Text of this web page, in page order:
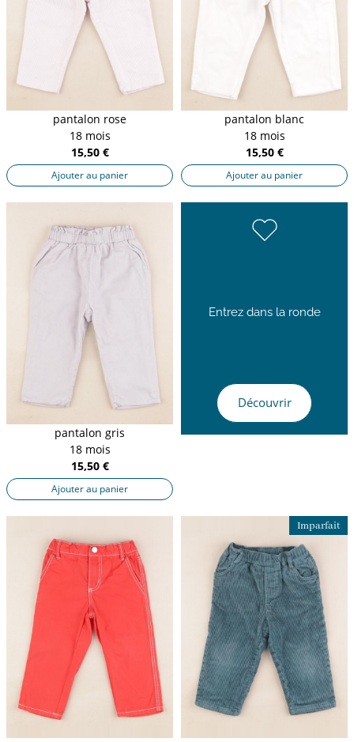
pantalon rose
18 mois
15,50 €
Ajouter au panier
pantalon blanc
18 mois
15,50 €
Ajouter au panier
pantalon gris
18 mois
15,50 €
Ajouter au panier
Imparfait
Entrez dans la ronde
Découvrir